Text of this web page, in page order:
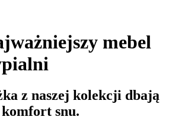
mebel
z naszej kolekcji dbają
snu.